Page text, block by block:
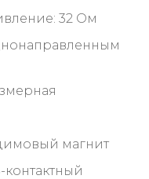
32 Ом
магнит